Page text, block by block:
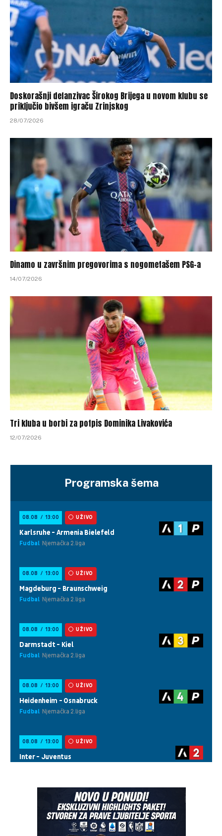
Doskorašnji defanzivac Širokog Brijega u novom klubu se
priključio bivšem igraču Zrinjskog
28/07/2026
Dinamo u završnim pregovorima s nogometašem PSG-a
14/07/2026
Tri kluba u borbi za potpis Dominika Livakovića
12/07/2026
Programska šema